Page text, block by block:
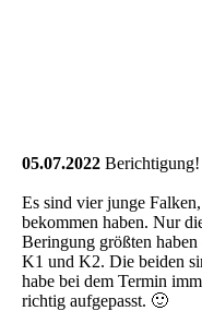
05.07.2022 Berichtigung!
Es sind vier junge
bekommen haben. Nur
Beringung größten
K1 und K2. Die beiden
habe bei dem Termin
richtig aufgepasst. 🙂